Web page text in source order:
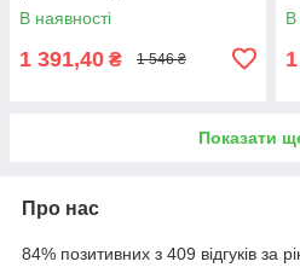
В наявності
1 391,40 ₴ 1 546 ₴
В
Показати
Про нас
84% позитивних з 409 відгуків за